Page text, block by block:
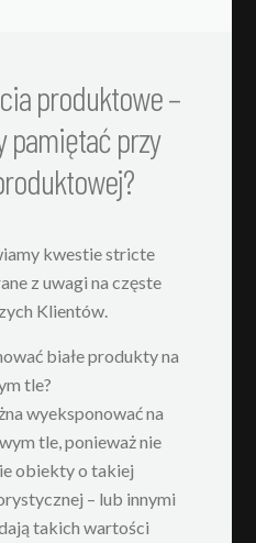
produktowe –
pamiętać przy
kwestie stricte
z uwagi na częste
Klientów.
białe produkty na
tle?
wyeksponować na
tle, ponieważ nie
obiekty o takiej
– lub innymi
takich wartości